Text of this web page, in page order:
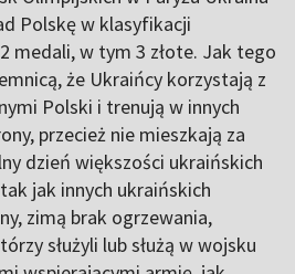
Polskę w klasyfikacji
medali, w tym 3 złote. Jak tego
że Ukraińcy korzystają z
Polski i trenują w innych
przecież nie mieszkają za
dzień większości ukraińskich
jak innych ukraińskich
zimą brak ogrzewania,
służyli lub służą w wojsku